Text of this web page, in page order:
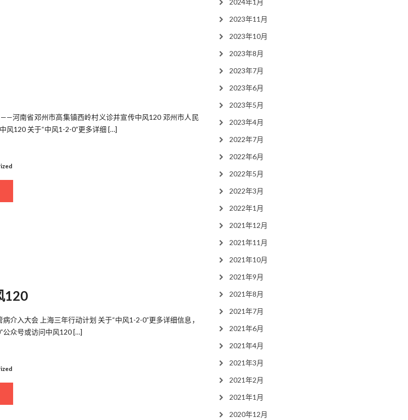
河南省邓州市高集镇西岭村义诊并宣传中风120 邓州市人民
风120 关于“中风1-2-0”更多详细 […]
120
病介入大会 上海三年行动计划 关于“中风1-2-0”更多详细信息，
公众号或访问中风120 […]
2024年1月
2023年11月
2023年10月
2023年8月
2023年7月
2023年6月
2023年5月
2023年4月
2022年7月
2022年6月
2022年5月
2022年3月
2022年1月
2021年12月
2021年11月
2021年10月
2021年9月
2021年8月
2021年7月
2021年6月
2021年4月
2021年3月
2021年2月
2021年1月
2020年12月